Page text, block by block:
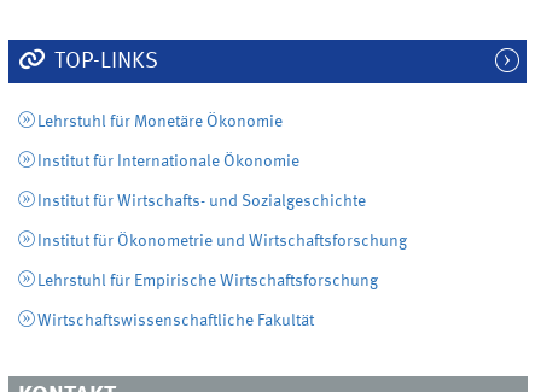
TOP-LINKS
Lehrstuhl für Monetäre Ökonomie
Institut für Internationale Ökonomie
Institut für Wirtschafts- und Sozialgeschichte
Institut für Ökonometrie und Wirtschaftsforschung
Lehrstuhl für Empirische Wirtschaftsforschung
Wirtschaftswissenschaftliche Fakultät